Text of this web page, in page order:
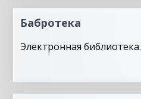
Бабротека
Электронная библиотека.